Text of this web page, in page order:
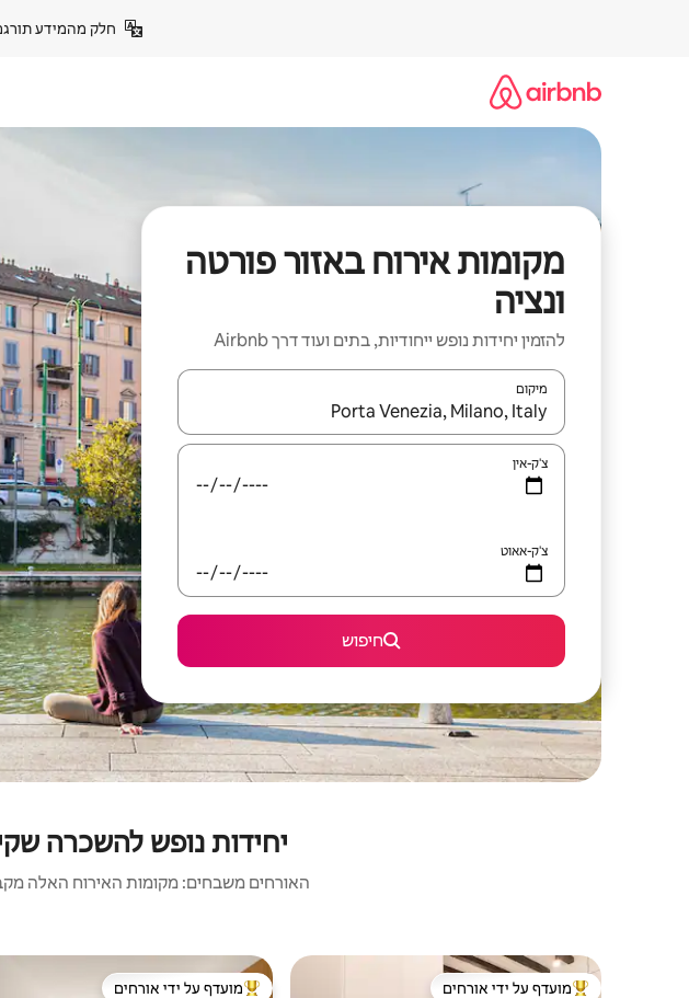
חלק מהמידע
מקומות אירוח באזור פורטה
ונציה
להזמין יחידות נופש ייחודיות, בתים ועוד דרך Airbnb
מיקום
כאשר התוצאות יהיו זמינות, יש לנווט עם מקשי החיצים למעלה ולמטה או לעיין בעזרת
צ'ק-אין
צ'ק-אאוט
חיפוש
יחידות נופש להשכרה
האורחים משבחים: מקומות האירוח האלה
מועדף על ידי אורחים מועדף על ידי אורחים